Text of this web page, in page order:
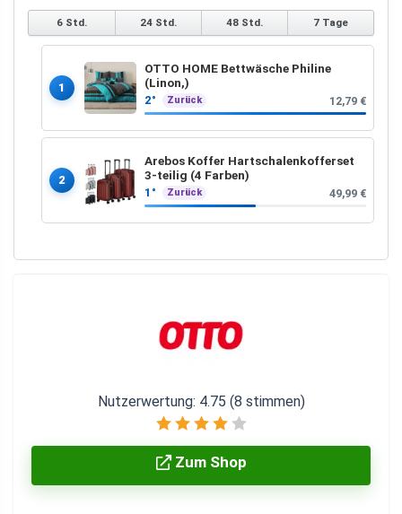
6 Std. 24 Std. 48 Std. 7 Tage
1
OTTO HOME Bettwäsche Philine
(Linon,)
2° Zurück 12,79 €
2
Arebos Koffer Hartschalenkofferset
3-teilig (4 Farben)
1° Zurück 49,99 €
Nutzerwertung: 4.75 (8 stimmen)
Zum Shop